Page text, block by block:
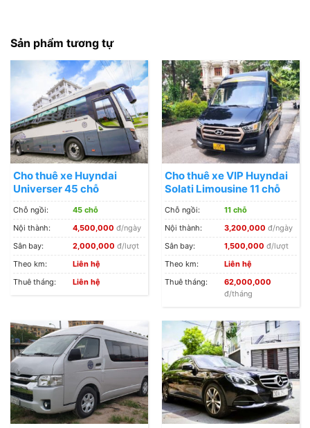
Sản phẩm tương tự
Cho thuê xe Huyndai
Universer 45 chỗ
Chỗ ngồi:
45 chỗ
Nội thành:
4,500,000 đ/ngày
Sân bay:
2,000,000 đ/lượt
Theo km:
Liên hệ
Thuê tháng:
Liên hệ
Cho thuê xe VIP Huyndai
Solati Limousine 11 chỗ
Chỗ ngồi:
11 chỗ
Nội thành:
3,200,000 đ/ngày
Sân bay:
1,500,000 đ/lượt
Theo km:
Liên hệ
Thuê tháng:
62,000,000
đ/tháng